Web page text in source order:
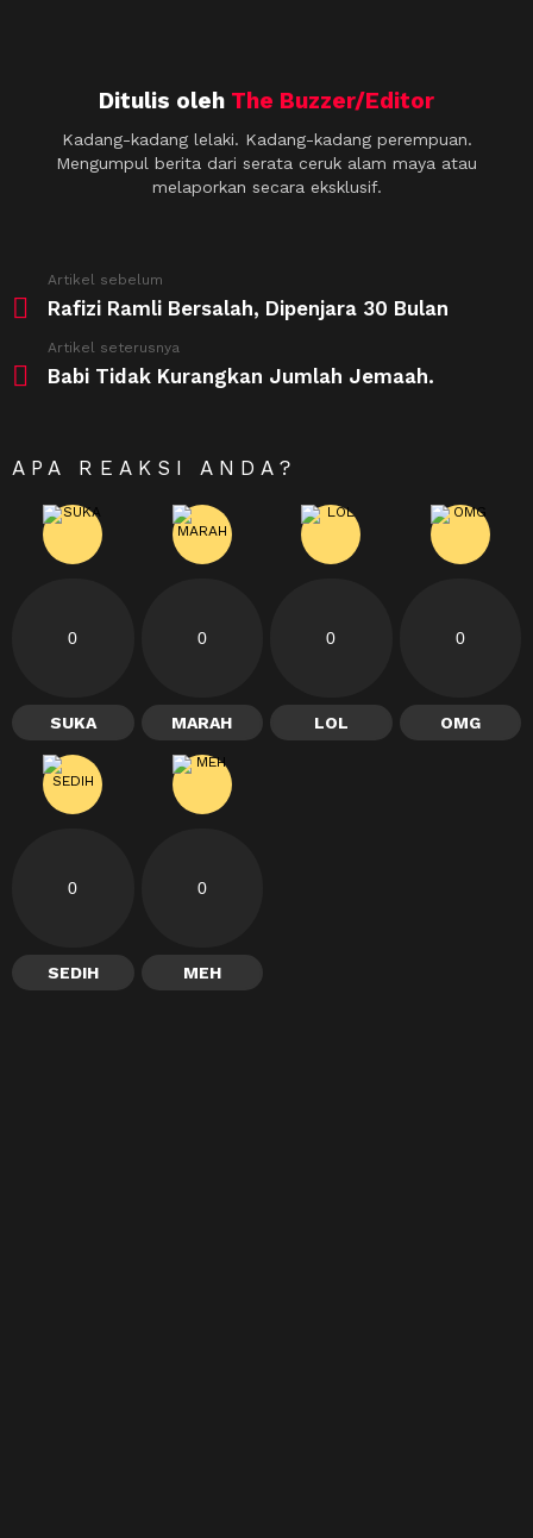
Ditulis oleh The Buzzer/Editor
Kadang-kadang lelaki. Kadang-kadang perempuan.
Mengumpul berita dari serata ceruk alam maya atau
melaporkan secara eksklusif.
more
Artikel sebelum
Rafizi Ramli Bersalah, Dipenjara 30 Bulan
Artikel seterusnya
Babi Tidak Kurangkan Jumlah Jemaah.
APA REAKSI ANDA?
0
SUKA
0
MARAH
0
LOL
0
OMG
0
SEDIH
0
MEH